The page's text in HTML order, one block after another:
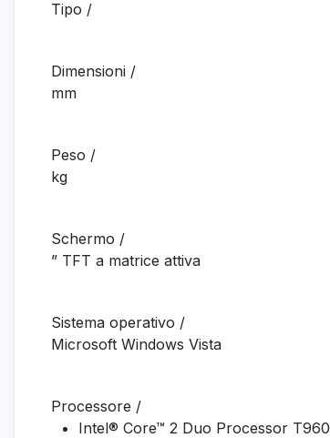
Tipo /
Dimensioni /
mm
Peso /
kg
Schermo /
” TFT a matrice attiva
Sistema operativo /
Microsoft Windows Vista
Processore /
Intel® Core™ 2 Duo Processor